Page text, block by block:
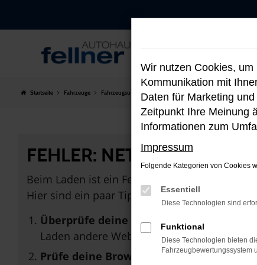
Hauptinhalt
Startseite Fahrzeuge Fahrzeugsuche
FEHLER: NETWORK ERROR
Beim Laden ist ein Fehler aufgetreten.
Hier sind ein paar Tipps, die dir helfen können:
Überprüfe deine Firewall und deine
Laden andere Webseiten, zum Beispiel
Prüfe deine Browsererweiterungen.
Wir nutzen Cookies,
Kommunikation mit
Daten für Marketing
Zeitpunkt Ihre Meinung
Informationen zum
Impressum
Folgende Kategorien von Cookies
Essentiell
Diese Technologien sind
Funktional
Diese Technologien bieten
Fahrzeugbewertungssystem